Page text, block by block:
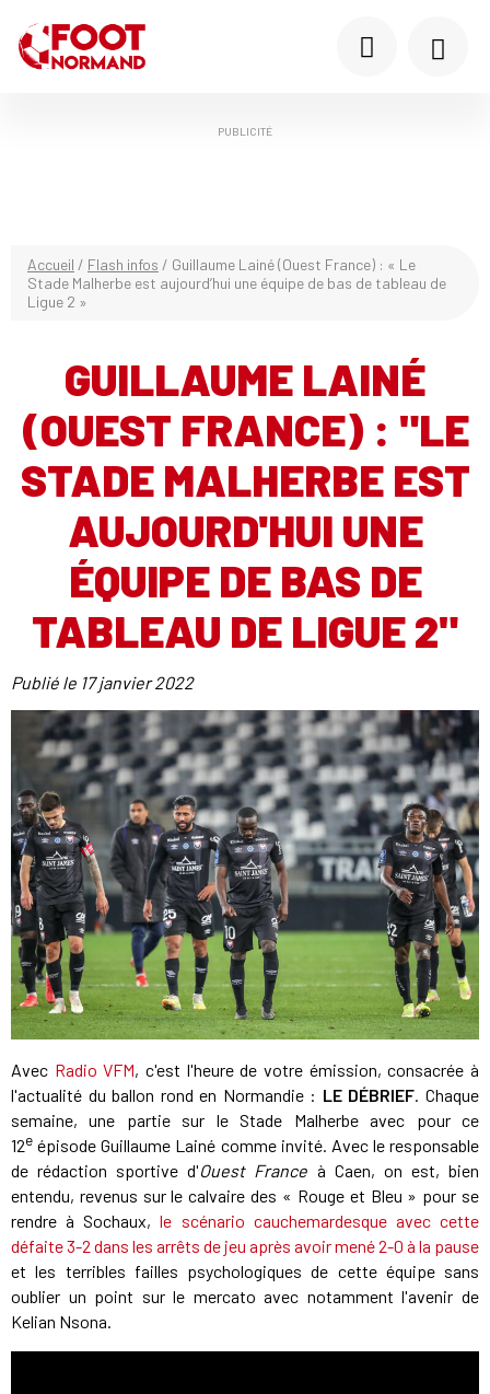
PUBLICITÉ
Accueil / Flash infos / Guillaume Lainé (Ouest France) : « Le
Stade Malherbe est aujourd’hui une équipe de bas de tableau de
Ligue 2 »
GUILLAUME LAINÉ
(OUEST FRANCE) : "LE
STADE MALHERBE EST
AUJOURD'HUI UNE
ÉQUIPE DE BAS DE
TABLEAU DE LIGUE 2"
Publié le 17 janvier 2022
Avec Radio VFM, c'est l'heure de votre émission, consacrée à
l'actualité du ballon rond en Normandie : LE DÉBRIEF. Chaque
semaine, une partie sur le Stade Malherbe avec pour ce
12e épisode Guillaume Lainé comme invité. Avec le responsable
de rédaction sportive d'Ouest France à Caen, on est, bien
entendu, revenus sur le calvaire des « Rouge et Bleu » pour se
rendre à Sochaux,le scénario cauchemardesque avec cette
défaite 3-2 dans les arrêts de jeu après avoir mené 2-0 à la pause
et les terribles failles psychologiques de cette équipe sans
oublier un point sur le mercato avec notamment l'avenir de
Kelian Nsona.